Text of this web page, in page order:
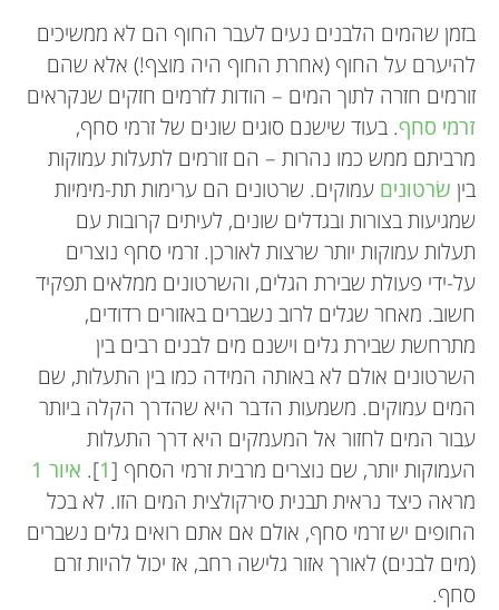
בזמן שהמים הלבנים נעים לעבר החוף הם לא ממשיכים
להיערם על החוף (אחרת החוף היה מוצף!) אלא שהם
זורמים חזרה לתוך המים – הודות לזרמים חזקים שנקראים
זרמי סחף. בעוד שישנם סוגים שונים של זרמי סחף,
מרביתם ממש כמו נהרות – הם זורמים לתעלות עמוקות
בין שׂרטונים עמוקים. שרטונים הם ערימות תת-מימיות
שמגיעות בצורות ובגדלים שונים, לעיתים קרובות עם
תעלות עמוקות יותר שרצות לאורכן. זרמי סחף נוצרים
על-ידי פעולת שבירת הגלים, והשרטונים ממלאים תפקיד
חשוב. מאחר שגלים לרוב נשברים באזורים רדודים,
מתרחשת שבירת גלים וישנם מים לבנים רבים בין
השרטונים אולם לא באותה המידה כמו בין התעלות, שם
המים עמוקים. משמעות הדבר היא שהדרך הקלה ביותר
עבור המים לחזור אל המעמקים היא דרך התעלות
העמוקות יותר, שם נוצרים מרבית זרמי הסחף [1
]. איור 1
מראה כיצד נראית תבנית סירקולצית המים הזו. לא בכל
החופים יש זרמי סחף, אולם אם אתם רואים גלים נשברים
(מים לבנים) לאורך אזור גלישה רחב, אז יכול להיות זרם
סחף.